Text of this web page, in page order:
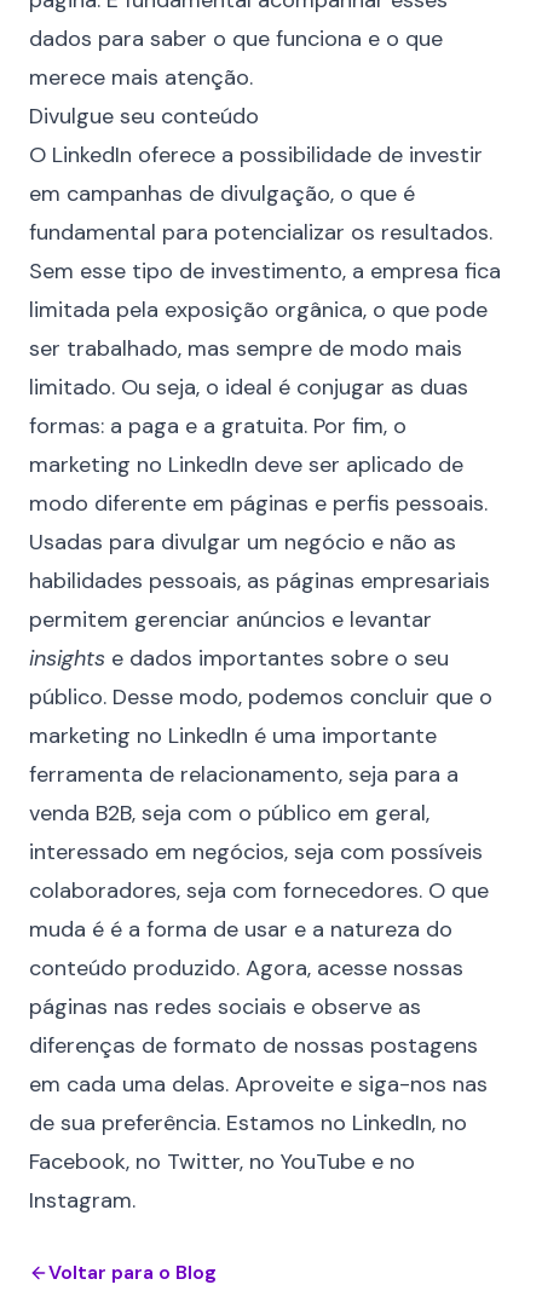
dados para saber o que funciona e o que
merece mais atenção.
Divulgue seu conteúdo
O LinkedIn oferece a possibilidade de investir
em campanhas de divulgação, o que é
fundamental para potencializar os resultados.
Sem esse tipo de investimento, a empresa fica
limitada pela exposição orgânica, o que pode
ser trabalhado, mas sempre de modo mais
limitado. Ou seja, o ideal é conjugar as duas
formas: a paga e a gratuita. Por fim, o
marketing no LinkedIn deve ser aplicado de
modo diferente em páginas e perfis pessoais.
Usadas para divulgar um negócio e não as
habilidades pessoais, as páginas empresariais
permitem gerenciar anúncios e levantar
insights e dados importantes sobre o seu
público. Desse modo, podemos concluir que o
marketing no LinkedIn é uma importante
ferramenta de relacionamento, seja para a
venda B2B, seja com o público em geral,
interessado em negócios, seja com possíveis
colaboradores, seja com fornecedores. O que
muda é é a forma de usar e a natureza do
conteúdo produzido. Agora, acesse nossas
páginas nas redes sociais e observe as
diferenças de formato de nossas postagens
em cada uma delas. Aproveite e siga-nos nas
de sua preferência. Estamos no LinkedIn, no
Facebook, no Twitter, no YouTube e no
Instagram.
Voltar para o Blog